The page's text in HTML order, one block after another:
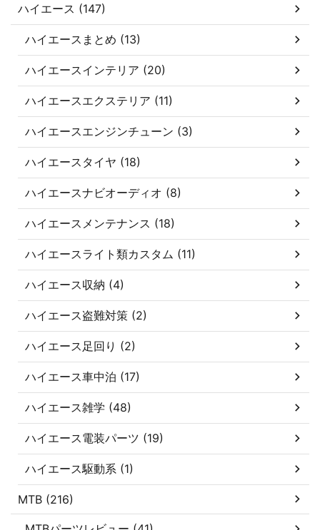
ハイエース (147)
ハイエースまとめ (13)
ハイエースインテリア (20)
ハイエースエクステリア (11)
ハイエースエンジンチューン (3)
ハイエースタイヤ (18)
ハイエースナビオーディオ (8)
ハイエースメンテナンス (18)
ハイエースライト類カスタム (11)
ハイエース収納 (4)
ハイエース盗難対策 (2)
ハイエース足回り (2)
ハイエース車中泊 (17)
ハイエース雑学 (48)
ハイエース電装パーツ (19)
ハイエース駆動系 (1)
MTB (216)